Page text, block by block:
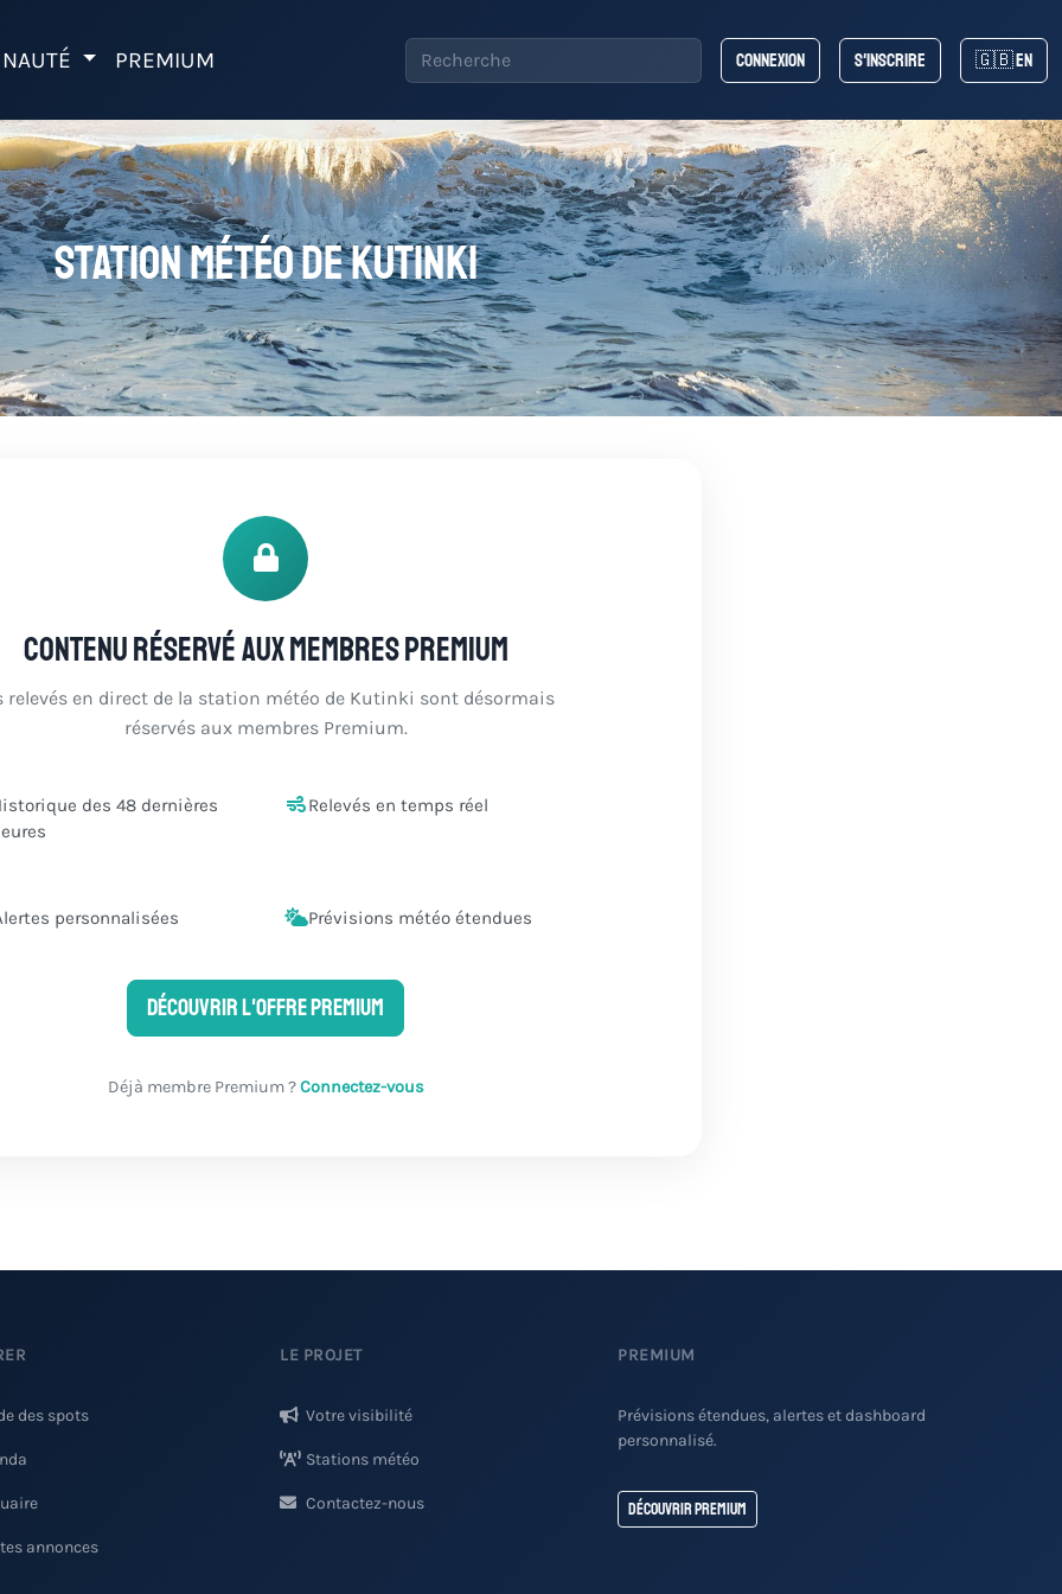
PREMIUM Connexion S'inscrire 🇬🇧 EN
Station météo de Kutinki
Contenu réservé aux membres Premium
relevés en direct de la station météo de Kutinki sont désormais
réservés aux membres Premium.
des 48 dernières
Relevés en temps réel
personnalisées Prévisions météo étendues
Découvrir l'offre Premium
Déjà membre Premium ?Connectez-vous
des spots
annonces
LE PROJET
Votre visibilité
Stations météo
Contactez-nous
PREMIUM
Prévisions étendues, alertes et dashboard
personnalisé.
Découvrir Premium